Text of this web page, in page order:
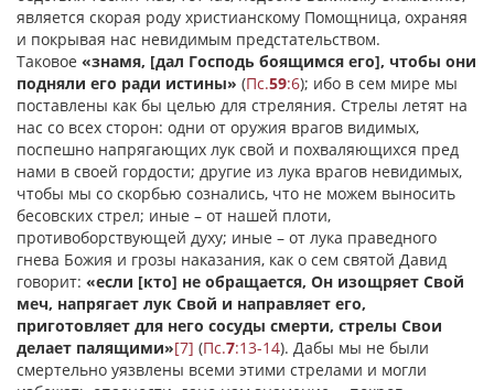
является скорая роду христианскому Помощница, охраняя
и покрывая нас невидимым предстательством.
Таковое «знамя, [дал Господь боящимся его], чтобы они
подняли его ради истины» (Пс.59:6); ибо в сем мире мы
поставлены как бы целью для стреляния. Стрелы летят на
нас со всех сторон: одни от оружия врагов видимых,
поспешно напрягающих лук свой и похваляющихся пред
нами в своей гордости; другие из лука врагов невидимых,
чтобы мы со скорбью сознались, что не можем выносить
бесовских стрел; иные – от нашей плоти,
противоборствующей духу; иные – от лука праведного
гнева Божия и грозы наказания, как о сем святой Давид
говорит: «если [кто] не обращается, Он изощряет Свой
меч, напрягает лук Свой и направляет его,
приготовляет для него сосуды смерти, стрелы Свои
делает палящими»[7] (Пс.7:13-14). Дабы мы не были
смертельно уязвлены всеми этими стрелами и могли